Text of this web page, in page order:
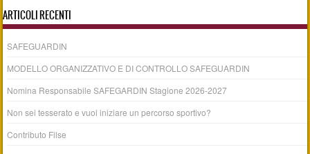
ARTICOLI RECENTI
SAFEGUARDIN
MODELLO ORGANIZZATIVO E DI CONTROLLO SAFEGUARDIN
Nomina Responsabile SAFEGARDIN Stagione 2026-2027
Non sei tesserato e vuoi iniziare un percorso sportivo?
Contributo Filse